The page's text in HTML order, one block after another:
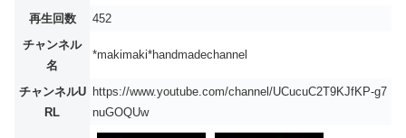
再生回数
452
チャンネル
名
*makimaki*handmadechannel
チャンネルU
RL
https://www.youtube.com/channel/UCucuC2T9KJfKP-g7
nuGOQUw